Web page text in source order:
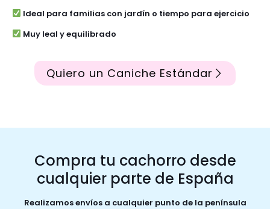
Ideal para familias con jardín o tiempo para ejercicio
Muy leal y equilibrado
Quiero un Caniche Estándar
Compra tu cachorro desde
cualquier parte de España
Realizamos envíos a cualquier punto de la península